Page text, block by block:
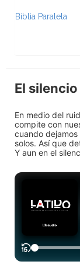
Biblia Paralela
El silencio
En medio del
compite con
cuando
solos. Así que
Y aun en el